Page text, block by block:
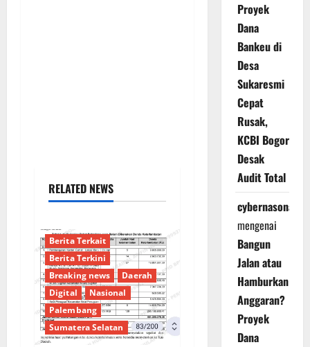
RELATED NEWS
Berita Terkait
Berita Terkini
Breaking news
Daerah
Digital
Nasional
Palembang
Sumatera Selatan
Proyek
Dana
Bankeu di
Desa
Sukaresmi
Cepat
Rusak,
KCBI Bogor
Desak
Audit Total
cybernasonal
mengenai
Bangun
Jalan atau
Hamburkan
Anggaran?
Proyek
Dana